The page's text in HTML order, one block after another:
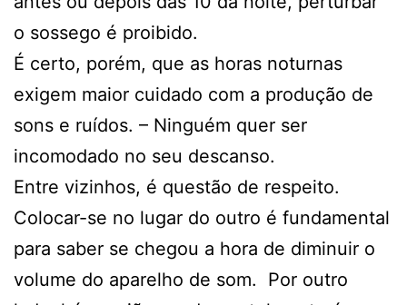
o sossego é proibido.
É certo, porém, que as horas noturnas
exigem maior cuidado com a produção de
sons e ruídos. – Ninguém quer ser
incomodado no seu descanso.
Entre vizinhos, é questão de respeito.
Colocar-se no lugar do outro é fundamental
para saber se chegou a hora de diminuir o
volume do aparelho de som. Por outro